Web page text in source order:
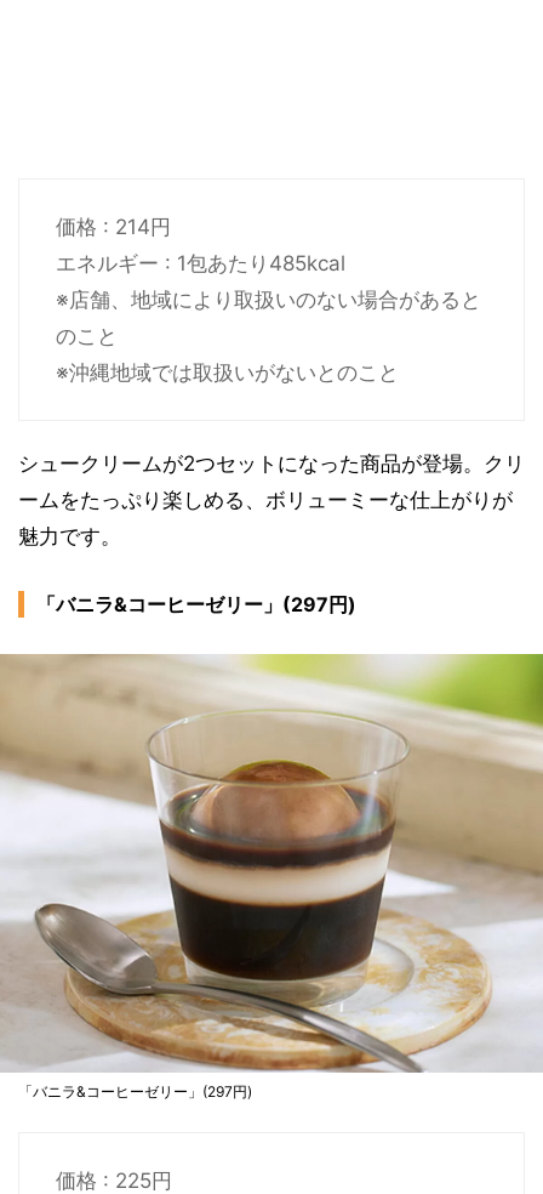
価格 : 214円
エネルギー : 1包あたり485kcal
※店舗、地域により取扱いのない場合があると
のこと
※沖縄地域では取扱いがないとのこと
シュークリームが2つセットになった商品が登場。クリ
ームをたっぷり楽しめる、ボリューミーな仕上がりが
魅力です。
「バニラ&コーヒーゼリー」(297円)
「バニラ&コーヒーゼリー」(297円)
価格 : 225円